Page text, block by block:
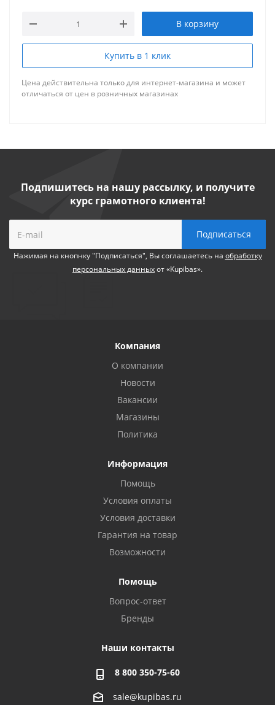
В корзину
Купить в 1 клик
Цена действительна только для интернет-магазина и может
отличаться от цен в розничных магазинах
Подпишитесь на нашу рассылку, и получите
курс грамотного клиента!
Нажимая на кнопнку "Подписаться", Вы соглашаетесь на обработку
персональных данныхот «Kupibas».
Компания
О компании
Новости
Вакансии
Магазины
Политика
Информация
Помощь
Условия оплаты
Условия доставки
Гарантия на товар
Возможности
Помощь
Вопрос-ответ
Бренды
Наши контакты
8 800 350-75-60
sale@kupibas.ru